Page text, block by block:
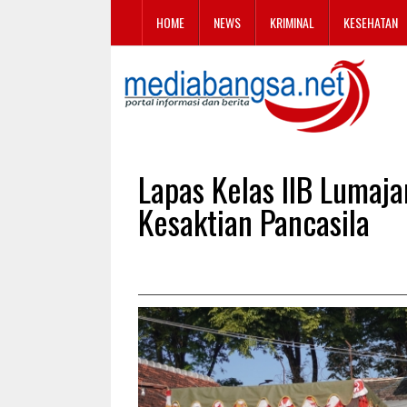
HOME NEWS KRIMINAL KESEHATAN
Lapas Kelas IIB
Kesaktian Pancasila